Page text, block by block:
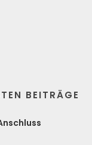
BEITRÄGE